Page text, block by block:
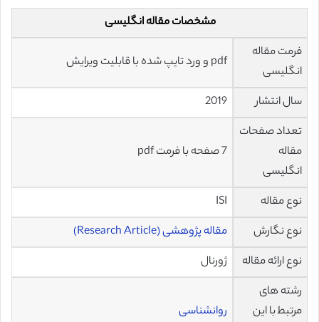
مشخصات مقاله انگلیسی
فرمت مقاله
انگلیسی
pdf و ورد تایپ شده با قابلیت ویرایش
سال انتشار
2019
تعداد صفحات
مقاله
انگلیسی
7 صفحه با فرمت pdf
نوع مقاله
ISI
نوع نگارش
مقاله پژوهشی (Research Article)
نوع ارائه مقاله
ژورنال
رشته های
مرتبط با این
روانشناسی